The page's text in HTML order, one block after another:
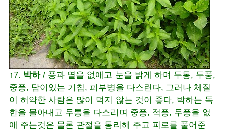
↑7. 박하/ 풍과 열을 없애고 눈을 밝게 하며 두통, 두풍,
중풍, 담이있는 기침, 피부병을 다스린다, 그러나 체질
이 허약한 사람은 많이 먹지 않는 것이 좋다, 박하는 독
한을 몰아내고 두통을 다스리며 중풍, 적풍, 두풍을 없
애 주는것은 물론 관절을 통리해 주고 피로를 풀어준